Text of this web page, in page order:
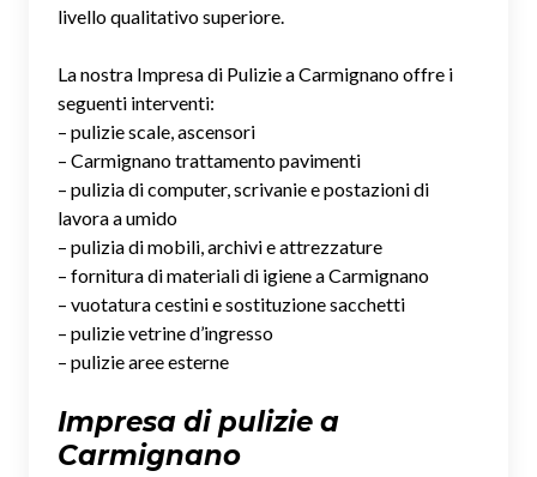
livello qualitativo superiore.
La nostra Impresa di Pulizie a Carmignano offre i
seguenti interventi:
– pulizie scale, ascensori
– Carmignano trattamento pavimenti
– pulizia di computer, scrivanie e postazioni di
lavora a umido
– pulizia di mobili, archivi e attrezzature
– fornitura di materiali di igiene a Carmignano
– vuotatura cestini e sostituzione sacchetti
– pulizie vetrine d’ingresso
– pulizie aree esterne
Impresa di pulizie a
Carmignano